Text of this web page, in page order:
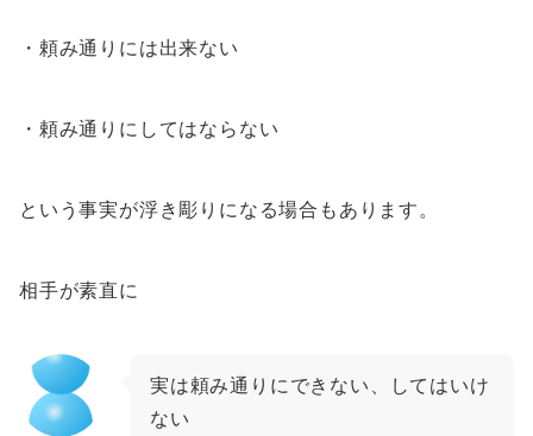
・頼み通りには出来ない
・頼み通りにしてはならない
という事実が浮き彫りになる場合もあります。
相手が素直に
実は頼み通りにできない、してはいけ
ない